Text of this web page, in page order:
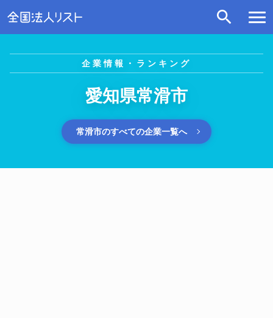
企業情報・ランキング
愛知県常滑市
常滑市のすべての企業一覧へ